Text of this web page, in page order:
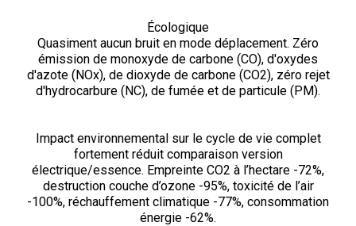
Écologique
Quasiment aucun bruit en mode déplacement. Zéro
émission de monoxyde de carbone (CO), d'oxydes
d'azote (NOx), de dioxyde de carbone (CO2), zéro rejet
d'hydrocarbure (NC), de fumée et de particule (PM).
Impact environnemental sur le cycle de vie complet
fortement réduit comparaison version
électrique/essence. Empreinte CO2 à l’hectare -72%,
destruction couche d’ozone -95%, toxicité de l’air
-100%, réchauffement climatique -77%, consommation
énergie -62%.